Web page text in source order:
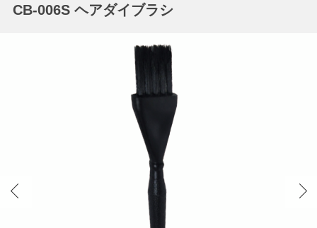
CB-006S ヘアダイブラシ